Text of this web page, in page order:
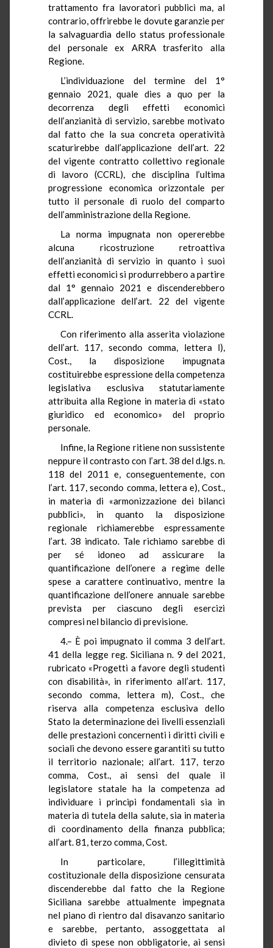
trattamento fra lavoratori pubblici ma, al
contrario, offrirebbe le dovute garanzie per
la salvaguardia dello status professionale
del personale ex ARRA trasferito alla
Regione.
L’individuazione del termine del 1°
gennaio 2021, quale dies a quo per la
decorrenza degli effetti economici
dell’anzianità di servizio, sarebbe motivato
dal fatto che la sua concreta operatività
scaturirebbe dall’applicazione dell’art. 22
del vigente contratto collettivo regionale
di lavoro (CCRL), che disciplina l’ultima
progressione economica orizzontale per
tutto il personale di ruolo del comparto
dell’amministrazione della Regione.
La norma impugnata non opererebbe
alcuna ricostruzione retroattiva
dell’anzianità di servizio in quanto i suoi
effetti economici si produrrebbero a partire
dal 1° gennaio 2021 e discenderebbero
dall’applicazione dell’art. 22 del vigente
CCRL.
Con riferimento alla asserita violazione
dell’art. 117, secondo comma, lettera l),
Cost., la disposizione impugnata
costituirebbe espressione della competenza
legislativa esclusiva statutariamente
attribuita alla Regione in materia di «stato
giuridico ed economico» del proprio
personale.
Infine, la Regione ritiene non sussistente
neppure il contrasto con l’art. 38 del d.lgs. n.
118 del 2011 e, conseguentemente, con
l’art. 117, secondo comma, lettera e), Cost.,
in materia di «armonizzazione dei bilanci
pubblici», in quanto la disposizione
regionale richiamerebbe espressamente
l’art. 38 indicato. Tale richiamo sarebbe di
per sé idoneo ad assicurare la
quantificazione dell’onere a regime delle
spese a carattere continuativo, mentre la
quantificazione dell’onere annuale sarebbe
prevista per ciascuno degli esercizi
compresi nel bilancio di previsione.
4.– È poi impugnato il comma 3 dell’art.
41 della legge reg. Siciliana n. 9 del 2021,
rubricato «Progetti a favore degli studenti
con disabilità», in riferimento all’art. 117,
secondo comma, lettera m), Cost., che
riserva alla competenza esclusiva dello
Stato la determinazione dei livelli essenziali
delle prestazioni concernenti i diritti civili e
sociali che devono essere garantiti su tutto
il territorio nazionale; all’art. 117, terzo
comma, Cost., ai sensi del quale il
legislatore statale ha la competenza ad
individuare i principi fondamentali sia in
materia di tutela della salute, sia in materia
di coordinamento della finanza pubblica;
all’art. 81, terzo comma, Cost.
In particolare, l’illegittimità
costituzionale della disposizione censurata
discenderebbe dal fatto che la Regione
Siciliana sarebbe attualmente impegnata
nel piano di rientro dal disavanzo sanitario
e sarebbe, pertanto, assoggettata al
divieto di spese non obbligatorie, ai sensi